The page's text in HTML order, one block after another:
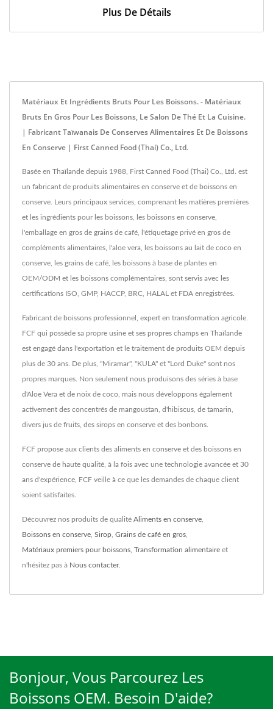
Plus De Détails
Matériaux Et Ingrédients Bruts Pour Les Boissons. - Matériaux
Bruts En Gros Pour Les Boissons, Le Salon De Thé Et La Cuisine.
| Fabricant Taïwanais De Conserves Alimentaires Et De Boissons
En Conserve | First Canned Food (Thai) Co., Ltd.
Basée en Thaïlande depuis 1988, First Canned Food (Thai) Co., Ltd. est
un fabricant de produits alimentaires en conserve et de boissons en
conserve. Leurs principaux services, comprenant les matières premières
et les ingrédients pour les boissons, les boissons en conserve,
l'emballage en gros de grains de café, l'étiquetage privé en gros de
compléments alimentaires, l'aloe vera, les boissons au lait de coco en
conserve, les grains de café, les boissons à base de plantes en
OEM/ODM et les boissons complémentaires, sont servis avec les
certifications ISO, GMP, HACCP, BRC, HALAL et FDA enregistrées.
Fabricant de boissons professionnel, expert en transformation agricole.
FCF qui possède sa propre usine et ses propres champs en Thaïlande
est engagé dans l'exportation et le traitement de produits OEM depuis
plus de 30 ans. De plus, "Miramar", "KULA" et "Lord Duke" sont nos
propres marques. Non seulement nous produisons des séries à base
d'Aloe Vera et de noix de coco, mais nous développons également
activement des concentrés de mangoustan, d'hibiscus, de tamarin,
divers jus de fruits, des sirops en conserve et des bonbons.
FCF propose aux clients des aliments en conserve et des boissons en
conserve de haute qualité, à la fois avec une technologie avancée et 30
ans d'expérience, FCF veille à ce que les demandes de chaque client
soient satisfaites.
Découvrez nos produits de qualité Aliments en conserve,
Boissons en conserve, Sirop, Grains de café en gros,
Matériaux premiers pour boissons, Transformation alimentaire et
n'hésitez pas à Nous contacter.
Bonjour, Vous Parcourez Les
Boissons OEM. Besoin D'aide?